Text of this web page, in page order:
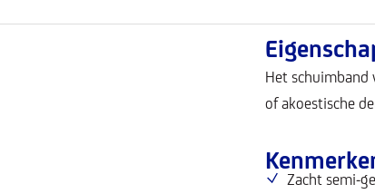
Het schuimband
of akoestische
Zacht semi-